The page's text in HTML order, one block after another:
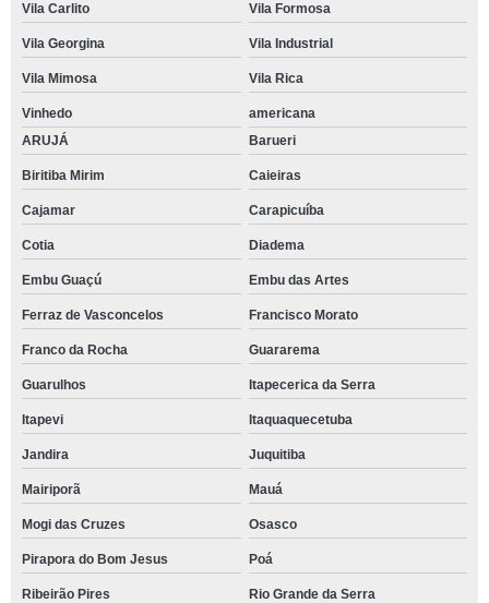
Vila Carlito Vila Formosa
Vila Georgina Vila Industrial
Vila Mimosa Vila Rica
Vinhedo
americana
ARUJÁ
Barueri
Biritiba Mirim Caieiras
Cajamar Carapicuíba
Cotia Diadema
Embu Guaçú Embu das Artes
Ferraz de Vasconcelos Francisco Morato
Franco da Rocha Guararema
Guarulhos Itapecerica da Serra
Itapevi Itaquaquecetuba
Jandira Juquitiba
Mairiporã Mauá
Mogi das Cruzes Osasco
Pirapora do Bom Jesus Poá
Ribeirão Pires Rio Grande da Serra